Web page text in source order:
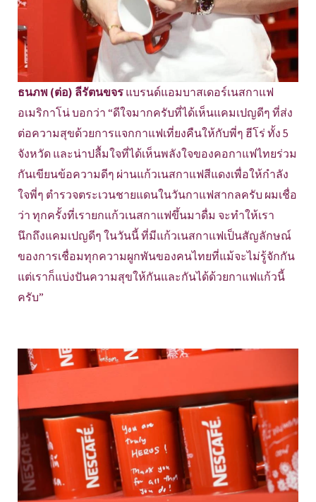
ธนภพ (ต่อ) ลีรัตนขจร แบรนด์แอมบาสเดอร์เนสกาแฟ
อเมริกาโน่ บอกว่า “ดีใจมากครับที่ได้เห็นแคมเปญดีๆ ที่ส่ง
ต่อความสุขด้วยการแจกกาแฟเที่ยงคืนให้กับพี่ๆ ฮีโร่ ทั้ง 5
จังหวัด และน่าปลื้มใจที่ได้เห็นพลังใจของคอกาแฟไทยร่วม
กันเขียนข้อความดีๆ ผ่านแก้วเนสกาแฟสีแดงเพื่อให้กำลัง
ใจพี่ๆ ตำรวจตระเวนชายแดนในวันกาแฟสากลครับ ผมเชื่อ
ว่า ทุกครั้งที่เรายกแก้วเนสกาแฟขึ้นมาดื่ม จะทำให้เรา
นึกถึงแคมเปญดีๆ ในวันนี้ ที่มีแก้วเนสกาแฟเป็นสัญลักษณ์
ของการเชื่อมทุกความผูกพันของคนไทยที่แม้จะไม่รู้จักกัน
แต่เราก็แบ่งปันความสุขให้กันและกันได้ด้วยกาแฟแก้วนี้
ครับ”